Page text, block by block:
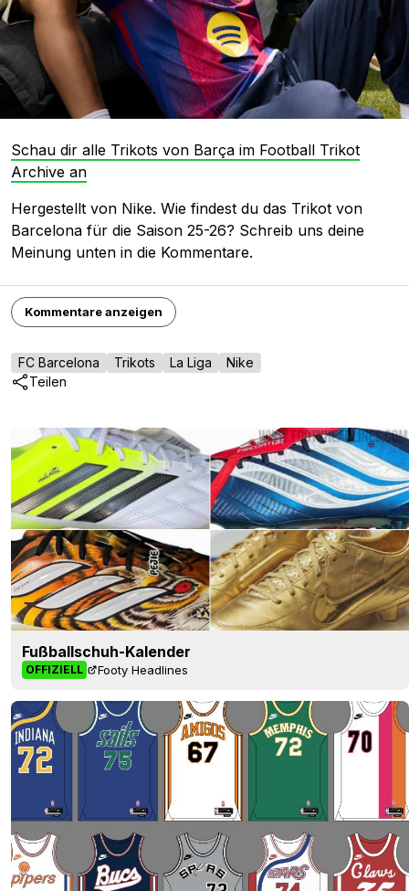
Schau dir alle Trikots von Barça im Football Trikot
Archive an
Hergestellt von Nike. Wie findest du das Trikot von
Barcelona für die Saison 25-26? Schreib uns deine
Meinung unten in die Kommentare.
Kommentare anzeigen
FC Barcelona Trikots La Liga
Nike
Teilen
Fußballschuh-Kalender
OFFIZIELL Footy Headlines